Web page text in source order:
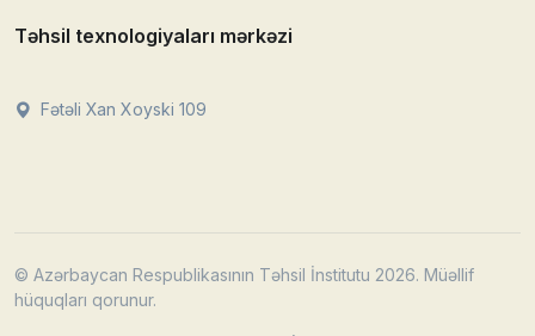
Təhsil texnologiyaları mərkəzi
Fətəli Xan Xoyski 109
© Azərbaycan Respublikasının Təhsil İnstitutu 2026. Müəllif
hüquqları qorunur.